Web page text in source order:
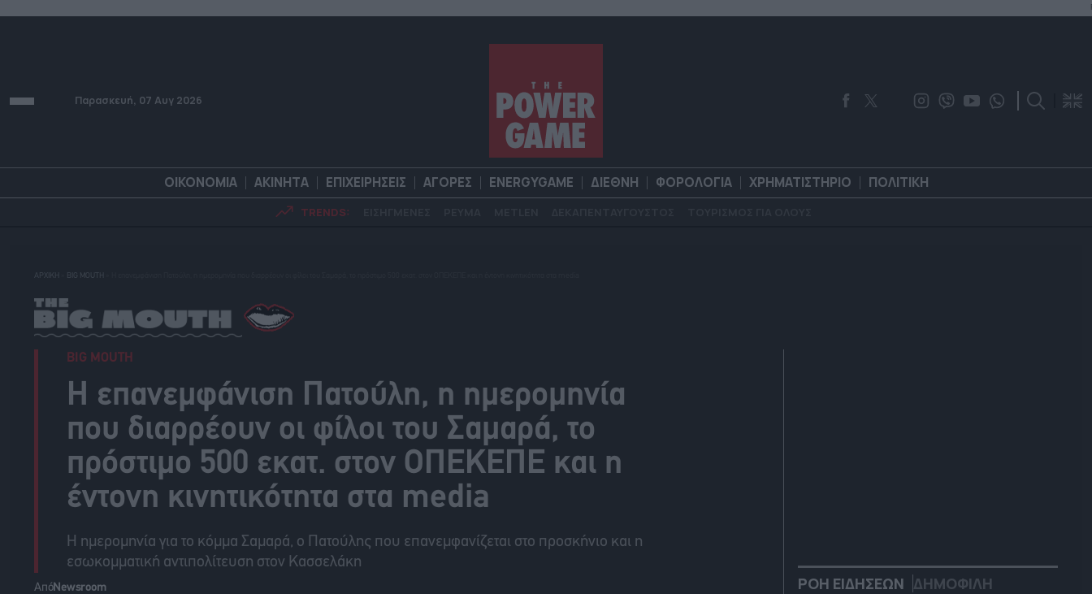
Παρασκευή, 07 Αυγ 2026
ΟΙΚΟΝΟΜΙΑ ΑΚΙΝΗΤΑ ΕΠΙΧΕΙΡΗΣΕΙΣ ΑΓΟΡΕΣ ENERGYGAME ΔΙΕΘΝΗ ΦΟΡΟΛΟΓΙΑ ΧΡΗΜΑΤΙΣΤΗΡΙΟ ΠΟΛΙΤΙΚΗ
TRENDS:
ΑΡΧΙΚΗ BIG MOUTH
BIG MOUTH
H επανεμφάνιση Πατούλη, η ημερομηνία
που διαρρέουν οι φίλοι του Σαμαρά, το
πρόστιμο 500 εκατ. στον ΟΠΕΚΕΠΕ και η
έντονη κινητικότητα στα media
Η ημερομηνία για το κόμμα Σαμαρά, ο Πατούλης που επανεμφανίζεται στο προσκήνιο και η
εσωκομματική αντιπολίτευση στον Κασσελάκη
ΑπόNewsroom ΡΟΗ ΕΙΔΗΣΕΩΝ ΔΗΜΟΦΙΛΗ